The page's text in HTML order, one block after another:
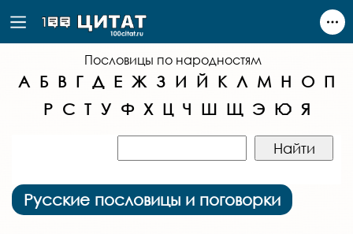
Пословицы по народностям
А Б В Г Д Е Ж З И Й К Л М Н О П
Р С Т У Ф Х Ц Ч Ш Щ Э Ю Я
Русские пословицы и поговорки